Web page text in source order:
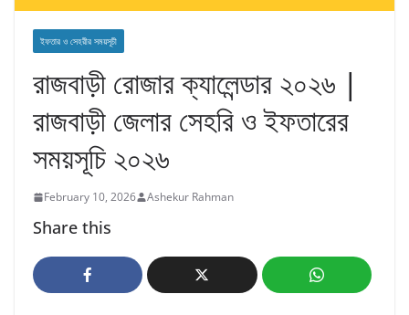
ইফতার ও সেহরীর সময়সূচী
রাজবাড়ী রোজার ক্যালেন্ডার ২০২৬ |
রাজবাড়ী জেলার সেহরি ও ইফতারের
সময়সূচি ২০২৬
February 10, 2026 Ashekur Rahman
Share this